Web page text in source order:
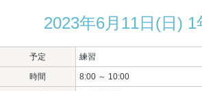
2023年6月11日(日) 1
予定 練習
時間 8:00 ～ 10:00